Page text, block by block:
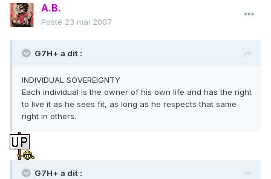
A.B.
Posté 23 mai 2007
G7H+ a dit :
INDIVIDUAL SOVEREIGNTY
Each individual is the owner of his own life and has the right
to live it as he sees fit, as long as he respects that same
right in others.
G7H+ a dit :